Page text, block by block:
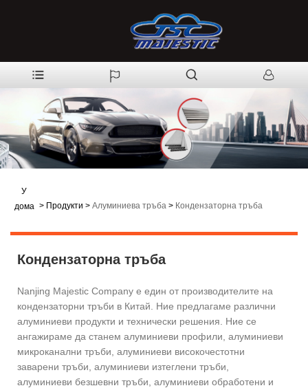
У
дома > Продукти > Алуминиева тръба > Кондензаторна тръба
Кондензаторна тръба
Nanjing Majestic Company е един от производителите на
кондензаторни тръби в Китай. Ние предлагаме различни
алуминиеви продукти и технически решения. Ние се
ангажираме да станем алуминиеви профили, алуминиеви
микроканални тръби, алуминиеви високочестотни
заварени тръби, алуминиеви изтеглени тръби,
алуминиеви безшевни тръби, алуминиеви обработени и